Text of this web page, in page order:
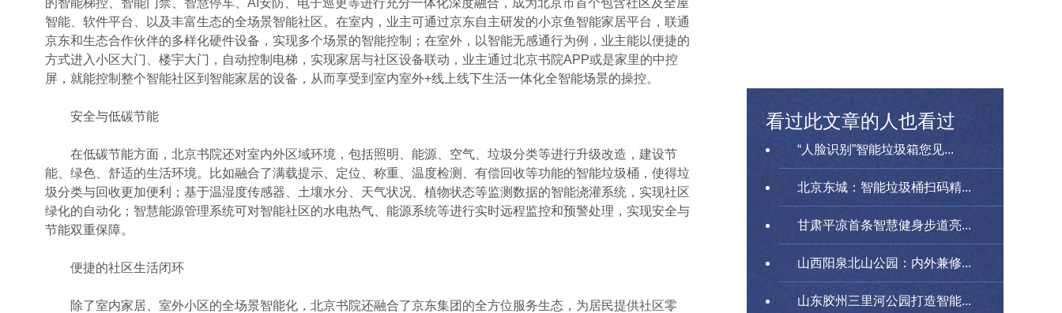
的智能梯控、智能门禁、智慧停车、AI安防、电子巡更等进行充分一体化深度融合，成为北京市首个包含社区及全屋
智能、软件平台、以及丰富生态的全场景智能社区。在室内，业主可通过京东自主研发的小京鱼智能家居平台，联通
京东和生态合作伙伴的多样化硬件设备，实现多个场景的智能控制；在室外，以智能无感通行为例，业主能以便捷的
方式进入小区大门、楼宇大门，自动控制电梯，实现家居与社区设备联动，业主通过北京书院APP或是家里的中控
屏，就能控制整个智能社区到智能家居的设备，从而享受到室内室外+线上线下生活一体化全智能场景的操控。
安全与低碳节能
在低碳节能方面，北京书院还对室内外区域环境，包括照明、能源、空气、垃圾分类等进行升级改造，建设节
能、绿色、舒适的生活环境。比如融合了满载提示、定位、称重、温度检测、有偿回收等功能的智能垃圾桶，使得垃
圾分类与回收更加便利；基于温湿度传感器、土壤水分、天气状况、植物状态等监测数据的智能浇灌系统，实现社区
绿化的自动化；智慧能源管理系统可对智能社区的水电热气、能源系统等进行实时远程监控和预警处理，实现安全与
节能双重保障。
便捷的社区生活闭环
除了室内家居、室外小区的全场景智能化，北京书院还融合了京东集团的全方位服务生态，为居民提供社区零
看过此文章的人也看过
“人脸识别”智能垃圾箱您见...
北京东城：智能垃圾桶扫码精...
甘肃平凉首条智慧健身步道亮...
山西阳泉北山公园：内外兼修...
山东胶州三里河公园打造智能...